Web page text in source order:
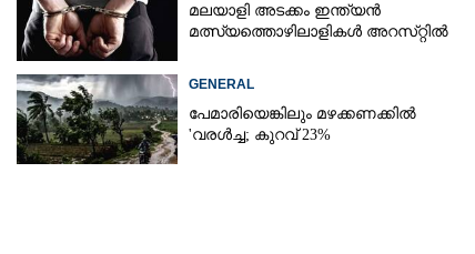
മലയാളി അടക്കം ഇന്ത്യൻ
മത്സ്യത്തൊഴിലാളികൾ അറസ്‌റ്റിൽ
GENERAL
പേമാരിയെങ്കിലും മഴക്കണക്കിൽ
'വരൾച്ച; കുറവ് 23%